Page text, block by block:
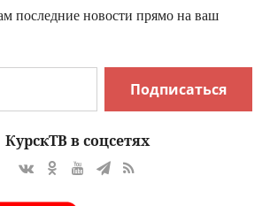
последние новости прямо на ваш
Подписаться
КурскТВ в соцсетях